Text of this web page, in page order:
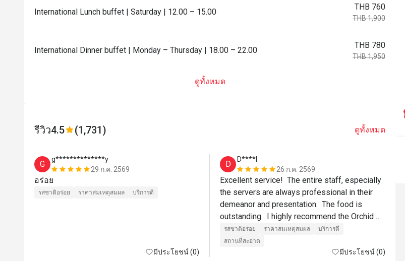
International Lunch buffet | Saturday | 12.00 – 15.00
THB 760
THB 1,900
International Dinner buffet | Monday – Thursday | 18.00 – 22.00
THB 780
THB 1,950
ดูทั้งหมด
รีวิว4.5 (1,731) ดูทั้งหมด
G
g**************y
29 ก.ค. 2569
อร่อย
รสชาติอร่อย ราคาสมเหตุสมผล บริการดี
มีประโยชน์ (0)
D
D****l
26 ก.ค. 2569
Excellent service!  The entire staff, especially
the servers are always professional in their
demeanor and presentation.  The food is
outstanding.  I highly recommend the Orchid
Cafe!  👍
รสชาติอร่อย ราคาสมเหตุสมผล
บริการดี
สถานที่สะอาด
มีประโยชน์ (0)